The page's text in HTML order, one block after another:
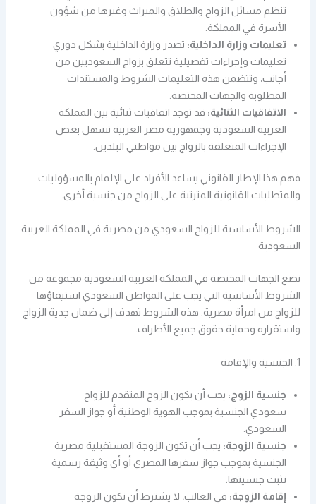
تنظم مسائل الزواج والطلاق والميراث وغيرها من شؤون
الأسرة في المملكة.
تعليمات وزارة الداخلية: تصدر وزارة الداخلية بشكل دوري
تعليمات وإجراءات تفصيلية تتعلق بزواج السعوديين من
أجانب، وتتضمن هذه التعليمات الشروط والمستندات
المطلوبة والجهات المختصة.
الاتفاقيات الثنائية: قد توجد اتفاقيات ثنائية بين المملكة
العربية السعودية وجمهورية مصر العربية تسهل بعض
الإجراءات المتعلقة بالزواج بين مواطني البلدين.
فهم هذا الإطار القانوني يساعد الأفراد على الإلمام بالمسؤوليات
والمتطلبات القانونية المترتبة على الزواج من جنسية أخرى.
الشروط الأساسية للزواج السعودي من مصرية في المملكة العربية
السعودية
تضع الجهات المختصة في المملكة العربية السعودية مجموعة من
الشروط الأساسية التي يجب على المواطن السعودي استيفاؤها
للزواج من امرأة مصرية. هذه الشروط تهدف إلى ضمان جدية الزواج
واستقراره وحماية حقوق جميع الأطراف.
1. الجنسية والإقامة
جنسية الزوج: يجب أن يكون الزوج المتقدم للزواج
سعودي الجنسية بموجب الهوية الوطنية أو جواز السفر
السعودي.
جنسية الزوجة: يجب أن تكون الزوجة المستقبلية مصرية
الجنسية بموجب جواز سفرها المصري أو أي وثيقة رسمية
تثبت جنسيتها.
إقامة الزوجة: في الغالب، لا يشترط أن تكون الزوجة